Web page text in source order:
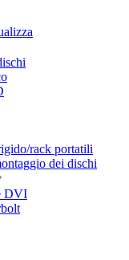
rack portatili
dei dischi
DVI